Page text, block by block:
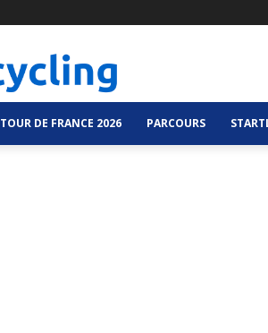
TOUR DE FRANCE 2026 PARCOURS